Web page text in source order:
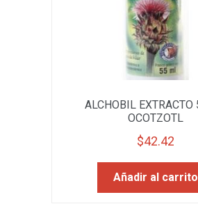
ALCHOBIL EXTRACTO
OCOTZOTL
$42.42
Añadir al carrito